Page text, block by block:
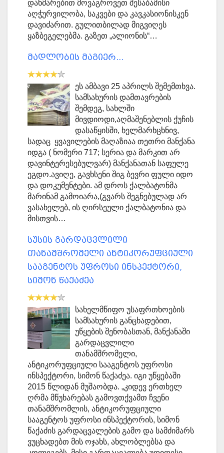
დახმარებით მოვაგროვეთ შესაბამისი
აღჭურვილობა, საკვები და კავკასიონისკენ
დავიძარით. გულითბილად მიგვიღეს
ყაზბეგელებმა. გაზეთ „ალიონის“…
მადლობის მაგიერ...
ეს ამბავი 25 აპრილს შემემთხვა.
სამსახურის დამთავრების
შემდეგ, სახლში
მივდიოდი,აღმაშენებლის ქუჩის
დასაწყისში, ხელმარხცხნივ,
სადაც ყვავილების მაღაზიაა თეთრი მანქანა
იდგა ( ნომერი 717; სერია და მარკით არ
დავინტერესებულვარ) მანქანათან საფულე
ეგდო.ავიღე, გავხსენი შიგ ბევრი ფული იდო
და დოკუმენტები. ამ დროს ქალბატონმა
მარინამ გამოიარა,(გვარს შეგნებულად არ
ვასახელებ, ის ღირსეული ქალბატონია და
მისთვის…
სუსის გარდაცვლილი
თანამშრომელი ანტიკორუფციული
სააგენტოს უფროსი ინსპექტორი,
სიმონ წაქაძეა
სახელმწიფო უსაფრთხოების
სამსახურის განცხადებით,
უწყების შენობასთან, მანქანაში
გარდაცვლილი
თანამშრომელი,
ანტიკორუფციული სააგენტოს უფროსი
ინსპექტორი, სიმონ წაქაძეა. იგი უწყებაში
2015 წლიდან მუშაობდა. „კიდევ ერთხელ
ღრმა მწუხარებას გამოვთქვამთ ჩვენი
თანამშრომლის, ანტიკორუფციული
სააგენტოს უფროსი ინსპექტორის, სიმონ
წაქაძის გარდაცვალების გამო და სამძიმარს
ვუცხადებთ მის ოჯახს, ახლობლებსა და